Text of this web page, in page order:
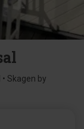
Skagen by